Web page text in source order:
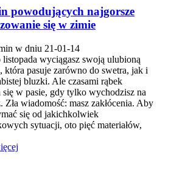
powodujących najgorsze
się w zimie
w dniu 21-01-14
listopada wyciągasz swoją ulubioną
która pasuje zarówno do swetra, jak i
bluzki. Ale czasami rąbek
się w pasie, gdy tylko wychodzisz na
Zła wiadomość: masz zakłócenia. Aby
się od jakichkolwiek
sytuacji, oto pięć materiałów,